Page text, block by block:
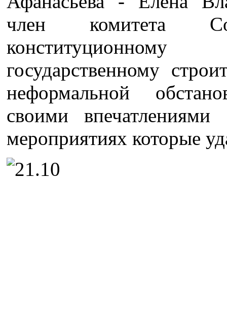
член комитета
государственному
неформальной
своими
мероприятиях которые